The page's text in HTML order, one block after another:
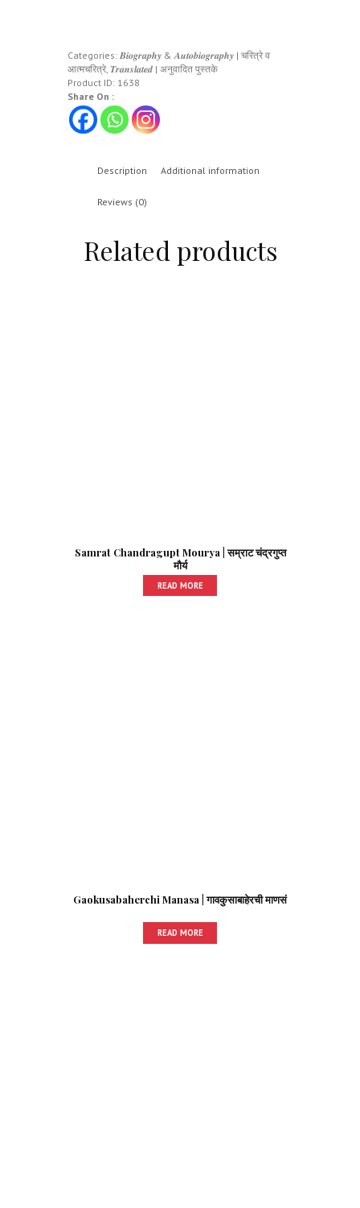
Categories: 𝑩𝒊𝒐𝒈𝒓𝒂𝒑𝒉𝒚 & 𝑨𝒖𝒕𝒐𝒃𝒊𝒐𝒈𝒓𝒂𝒑𝒉𝒚 | चरित्रे व
आत्मचरित्रे, 𝑻𝒓𝒂𝒏𝒔𝒍𝒂𝒕𝒆𝒅 | अनुवादित पुस्तके
Product ID: 1638
Share On :
Description Additional information
Reviews (0)
Related products
Samrat Chandragupt Mourya | सम्राट चंद्रगुप्त
मौर्य
READ MORE
Gaokusabaherchi Manasa | गावकुसाबाहेरची माणसं
READ MORE